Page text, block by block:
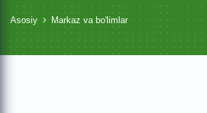
Asosiy Markaz va bo'limlar